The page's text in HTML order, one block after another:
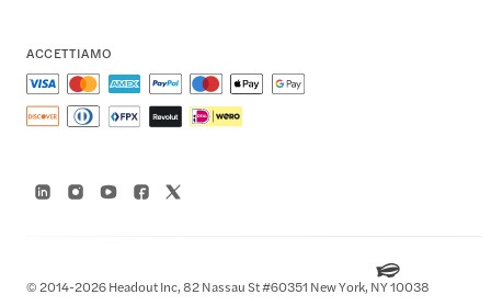
ACCETTIAMO
© 2014-2026 Headout Inc, 82 Nassau St #60351 New York, NY 10038